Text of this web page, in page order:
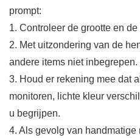
prompt:
1. Controleer de grootte en
2. Met uitzondering van de
andere items niet inbegrepen.
3. Houd er rekening mee dat
monitoren, lichte kleur
u begrijpen.
4. Als gevolg van